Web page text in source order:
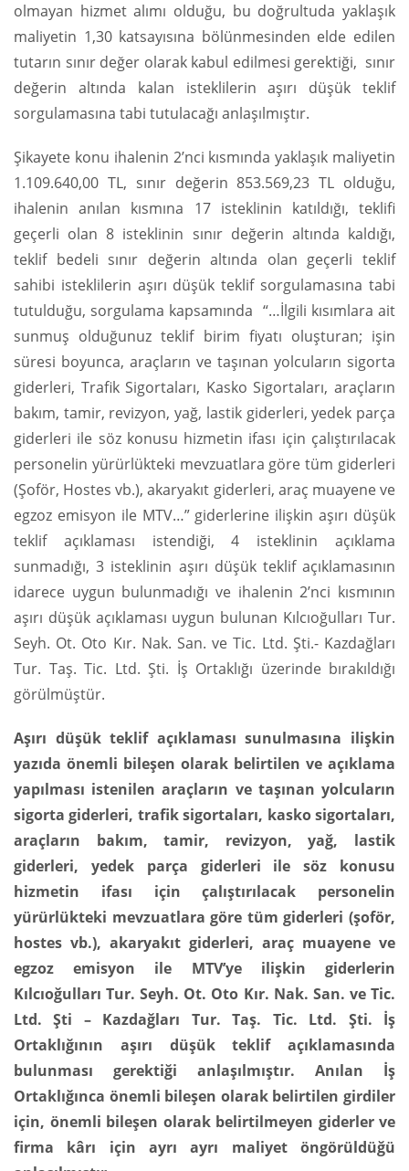
olmayan hizmet alımı olduğu, bu doğrultuda yaklaşık
maliyetin 1,30 katsayısına bölünmesinden elde edilen
tutarın sınır değer olarak kabul edilmesi gerektiği, sınır
değerin altında kalan isteklilerin aşırı düşük teklif
sorgulamasına tabi tutulacağı anlaşılmıştır.
Şikayete konu ihalenin 2’nci kısmında yaklaşık maliyetin
1.109.640,00 TL, sınır değerin 853.569,23 TL olduğu,
ihalenin anılan kısmına 17 isteklinin katıldığı, teklifi
geçerli olan 8 isteklinin sınır değerin altında kaldığı,
teklif bedeli sınır değerin altında olan geçerli teklif
sahibi isteklilerin aşırı düşük teklif sorgulamasına tabi
tutulduğu, sorgulama kapsamında “…İlgili kısımlara ait
sunmuş olduğunuz teklif birim fiyatı oluşturan; işin
süresi boyunca, araçların ve taşınan yolcuların sigorta
giderleri, Trafik Sigortaları, Kasko Sigortaları, araçların
bakım, tamir, revizyon, yağ, lastik giderleri, yedek parça
giderleri ile söz konusu hizmetin ifası için çalıştırılacak
personelin yürürlükteki mevzuatlara göre tüm giderleri
(Şoför, Hostes vb.), akaryakıt giderleri, araç muayene ve
egzoz emisyon ile MTV…” giderlerine ilişkin aşırı düşük
teklif açıklaması istendiği, 4 isteklinin açıklama
sunmadığı, 3 isteklinin aşırı düşük teklif açıklamasının
idarece uygun bulunmadığı ve ihalenin 2’nci kısmının
aşırı düşük açıklaması uygun bulunan Kılcıoğulları Tur.
Seyh. Ot. Oto Kır. Nak. San. ve Tic. Ltd. Şti.- Kazdağları
Tur. Taş. Tic. Ltd. Şti. İş Ortaklığı üzerinde bırakıldığı
görülmüştür.
Aşırı düşük teklif açıklaması sunulmasına ilişkin
yazıda önemli bileşen olarak belirtilen ve açıklama
yapılması istenilen araçların ve taşınan yolcuların
sigorta giderleri, trafik sigortaları, kasko sigortaları,
araçların bakım, tamir, revizyon, yağ, lastik
giderleri, yedek parça giderleri ile söz konusu
hizmetin ifası için çalıştırılacak personelin
yürürlükteki mevzuatlara göre tüm giderleri (şoför,
hostes vb.), akaryakıt giderleri, araç muayene ve
egzoz emisyon ile MTV’ye ilişkin giderlerin
Kılcıoğulları Tur. Seyh. Ot. Oto Kır. Nak. San. ve Tic.
Ltd. Şti – Kazdağları Tur. Taş. Tic. Ltd. Şti. İş
Ortaklığının aşırı düşük teklif açıklamasında
bulunması gerektiği anlaşılmıştır. Anılan İş
Ortaklığınca önemli bileşen olarak belirtilen girdiler
için, önemli bileşen olarak belirtilmeyen giderler ve
firma kârı için ayrı ayrı maliyet öngörüldüğü